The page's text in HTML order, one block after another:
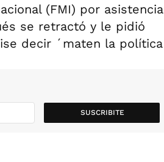
(FMI) por asistencia
se retractó y le pidió
decir ´maten la política
SUSCRIBITE